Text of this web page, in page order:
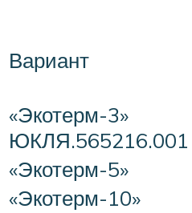
Вариант
«Экотерм-3»
ЮКЛЯ.565216.001
«Экотерм-5»
«Экотерм-10»